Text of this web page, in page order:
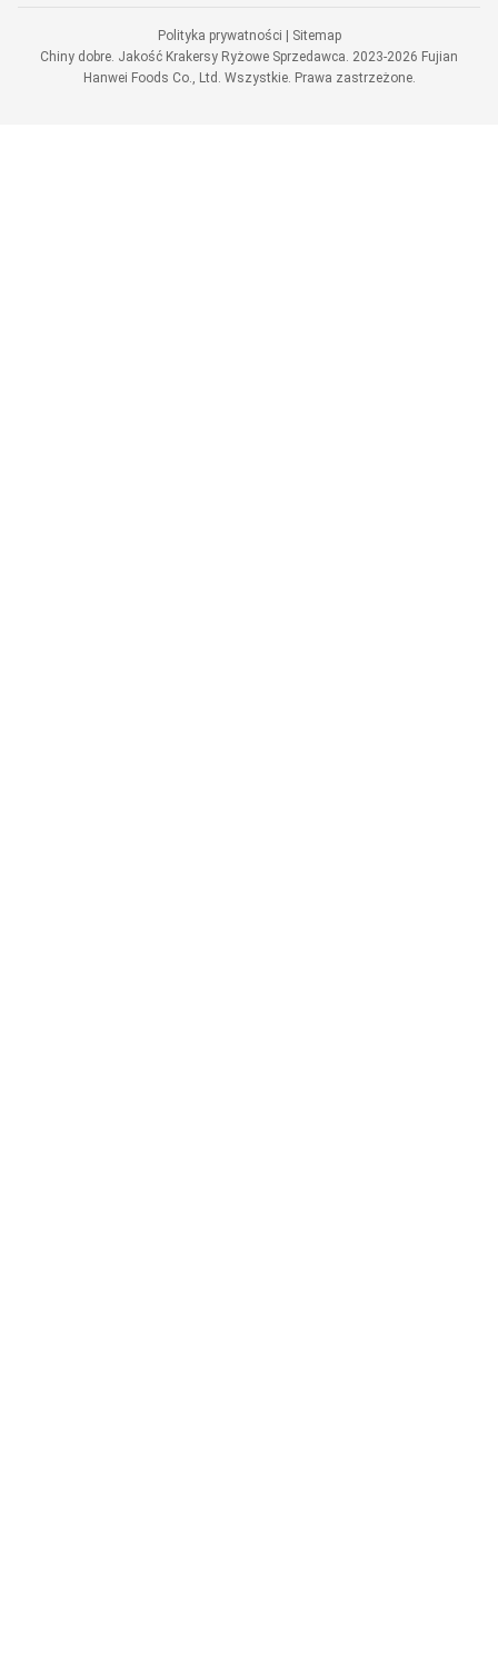
Polityka prywatności | Sitemap
Chiny dobre. Jakość Krakersy Ryżowe Sprzedawca. 2023-2026 Fujian
Hanwei Foods Co., Ltd. Wszystkie. Prawa zastrzeżone.